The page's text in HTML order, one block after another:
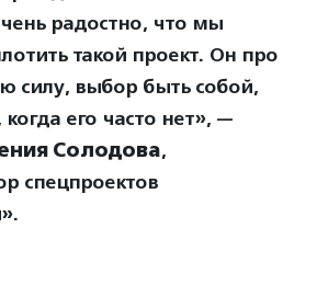
радостно, что мы
такой проект. Он про
силу, выбор быть собой,
его часто нет», —
Солодова,
спецпроектов